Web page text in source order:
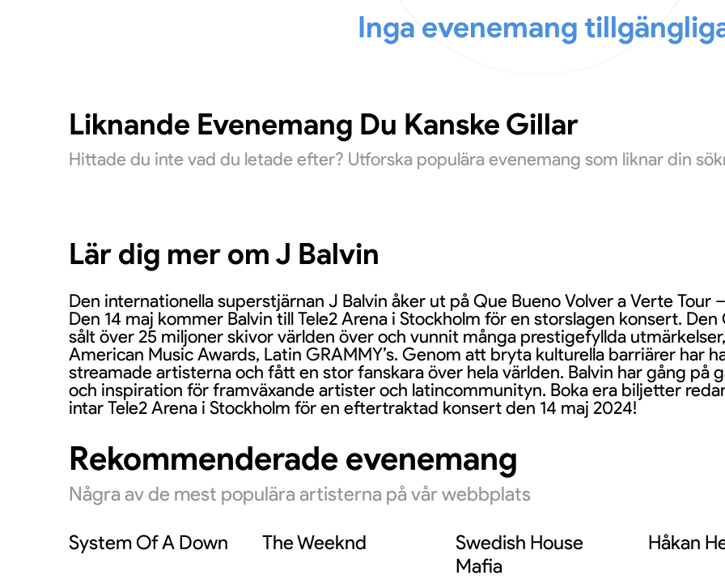
Inga evenemang
Liknande Evenemang Du Kanske Gillar
Hittade du inte vad du letade efter? Utforska populära evenemang som liknar din
Lär dig mer om J Balvin
Den internationella superstjärnan J Balvin åker ut på Que Bueno Volver a Verte
Den 14 maj kommer Balvin till Tele2 Arena i Stockholm för en storslagen konsert.
sålt över 25 miljoner skivor världen över och vunnit många prestigefyllda
American Music Awards, Latin GRAMMY’s. Genom att bryta kulturella barriärer har
streamade artisterna och fått en stor fanskara över hela världen. Balvin har gång på
och inspiration för framväxande artister och latincommunityn. Boka era biljetter
intar Tele2 Arena i Stockholm för en eftertraktad konsert den 14 maj 2024!
Rekommenderade evenemang
Några av de mest populära artisterna på vår webbplats
System Of A Down The Weeknd
Swedish House
Mafia
Håkan